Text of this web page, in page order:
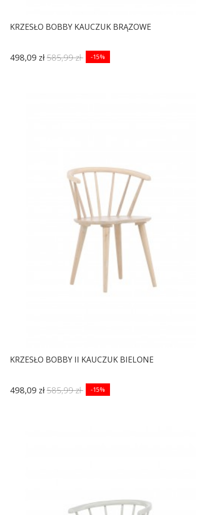
KRZESŁO BOBBY KAUCZUK BRĄZOWE
498,09 zł585,99 zł -15%
KRZESŁO BOBBY II KAUCZUK BIELONE
498,09 zł585,99 zł -15%